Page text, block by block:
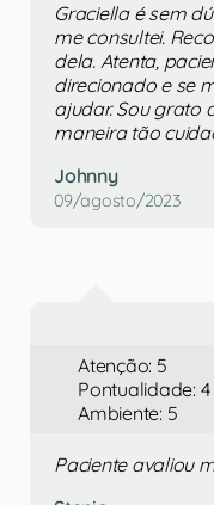
Graciella é sem
me consultei.
dela. Atenta,
direcionado e se
ajudar. Sou grato
maneira tão
Johnny
09/agosto/2023
Atenção: 5
Pontualidade: 4
Ambiente: 5
Paciente avaliou